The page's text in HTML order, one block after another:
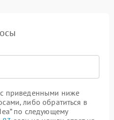
приведенными ниже
либо обратиться в
по следующему